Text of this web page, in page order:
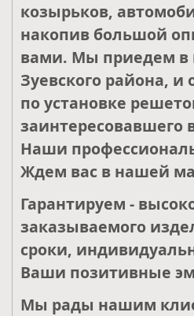
козырьков,
накопив большой
вами. Мы приедем в
Зуевского района,
по установке
заинтересовавшего
Наши
Ждем вас в нашей
Гарантируем -
заказываемого
сроки,
Ваши позитивные
Мы рады нашим